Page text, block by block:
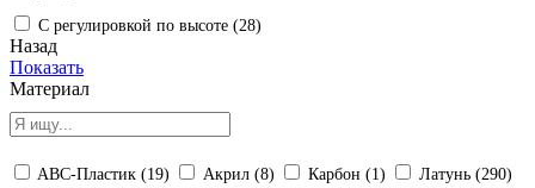
С регулировкой по высоте (28)
Назад
Показать
Материал
ABC-Пластик (19) Акрил (8) Карбон (1) Латунь (290)